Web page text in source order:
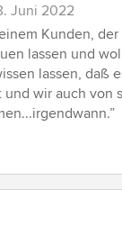
Juni 2022
Kunden,
lassen und
lassen, daß
wir auch von